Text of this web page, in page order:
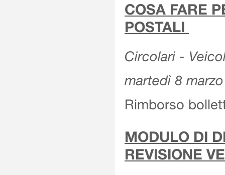
COSA FARE
POSTALI
Circolari -
martedì 8
Rimborso
MODULO DI
REVISIONE